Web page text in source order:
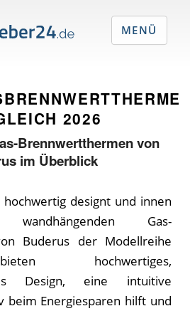
2026
Brennwertthermen von
im Überblick
hochwertig designt und innen
Gas-
Buderus der Modellreihe
hochwertiges,
Design, eine intuitive
beim Energiesparen hilft und
MENÜ